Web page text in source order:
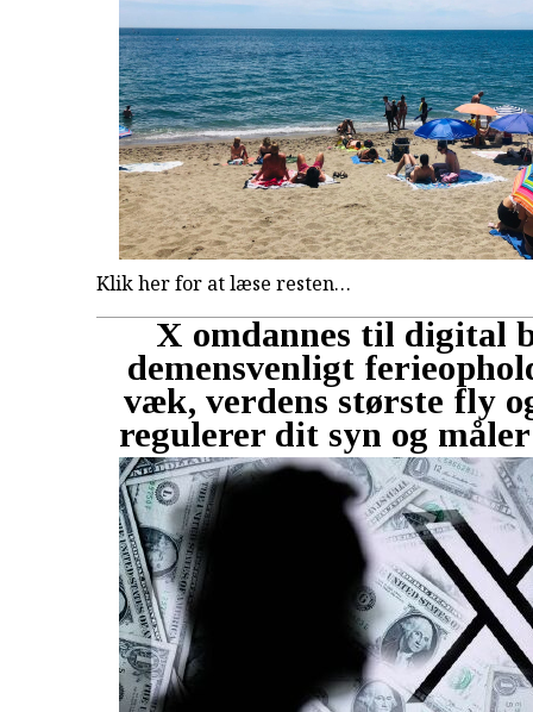
Klik her for at læse resten…
X omdannes til digital
demensvenligt
væk, verdens største fly
regulerer dit syn og